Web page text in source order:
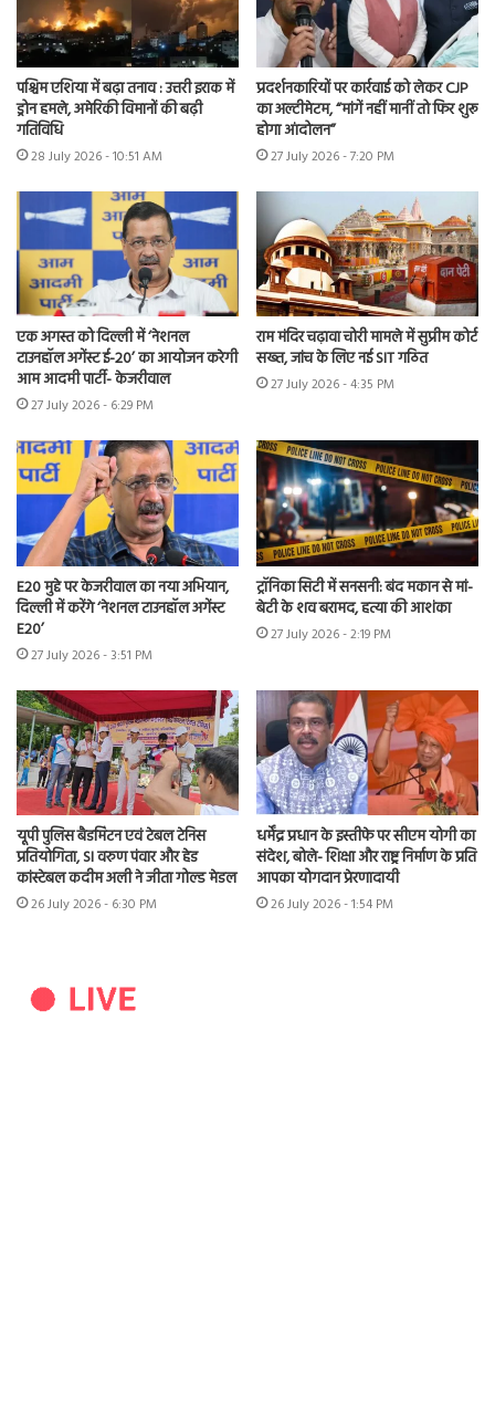
पश्चिम एशिया में बढ़ा तनाव : उत्तरी इराक में
ड्रोन हमले, अमेरिकी विमानों की बढ़ी
गतिविधि
28 July 2026 - 10:51 AM
प्रदर्शनकारियों पर कार्रवाई को लेकर CJP
का अल्टीमेटम, “मांगें नहीं मानीं तो फिर शुरू
होगा आंदोलन”
27 July 2026 - 7:20 PM
एक अगस्त को दिल्ली में ‘नेशनल
टाउनहॉल अगेंस्ट ई-20’ का आयोजन करेगी
आम आदमी पार्टी- केजरीवाल
27 July 2026 - 6:29 PM
राम मंदिर चढ़ावा चोरी मामले में सुप्रीम कोर्ट
सख्त, जांच के लिए नई SIT गठित
27 July 2026 - 4:35 PM
E20 मुद्दे पर केजरीवाल का नया अभियान,
दिल्ली में करेंगे ‘नेशनल टाउनहॉल अगेंस्ट
E20’
27 July 2026 - 3:51 PM
ट्रॉनिका सिटी में सनसनी: बंद मकान से मां-
बेटी के शव बरामद, हत्या की आशंका
27 July 2026 - 2:19 PM
यूपी पुलिस बैडमिंटन एवं टेबल टेनिस
प्रतियोगिता, SI वरुण पंवार और हेड
कांस्टेबल कदीम अली ने जीता गोल्ड मेडल
26 July 2026 - 6:30 PM
धर्मेंद्र प्रधान के इस्तीफे पर सीएम योगी का
संदेश, बोले- शिक्षा और राष्ट्र निर्माण के प्रति
आपका योगदान प्रेरणादायी
26 July 2026 - 1:54 PM